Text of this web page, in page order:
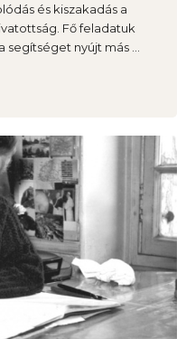
és kiszakadás a
Fő feladatuk
nyújt más ...